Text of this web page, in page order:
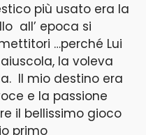
più usato era la
all’ epoca si
…perché Lui
la voleva
Il mio destino era
e la passione
il bellissimo gioco
primo